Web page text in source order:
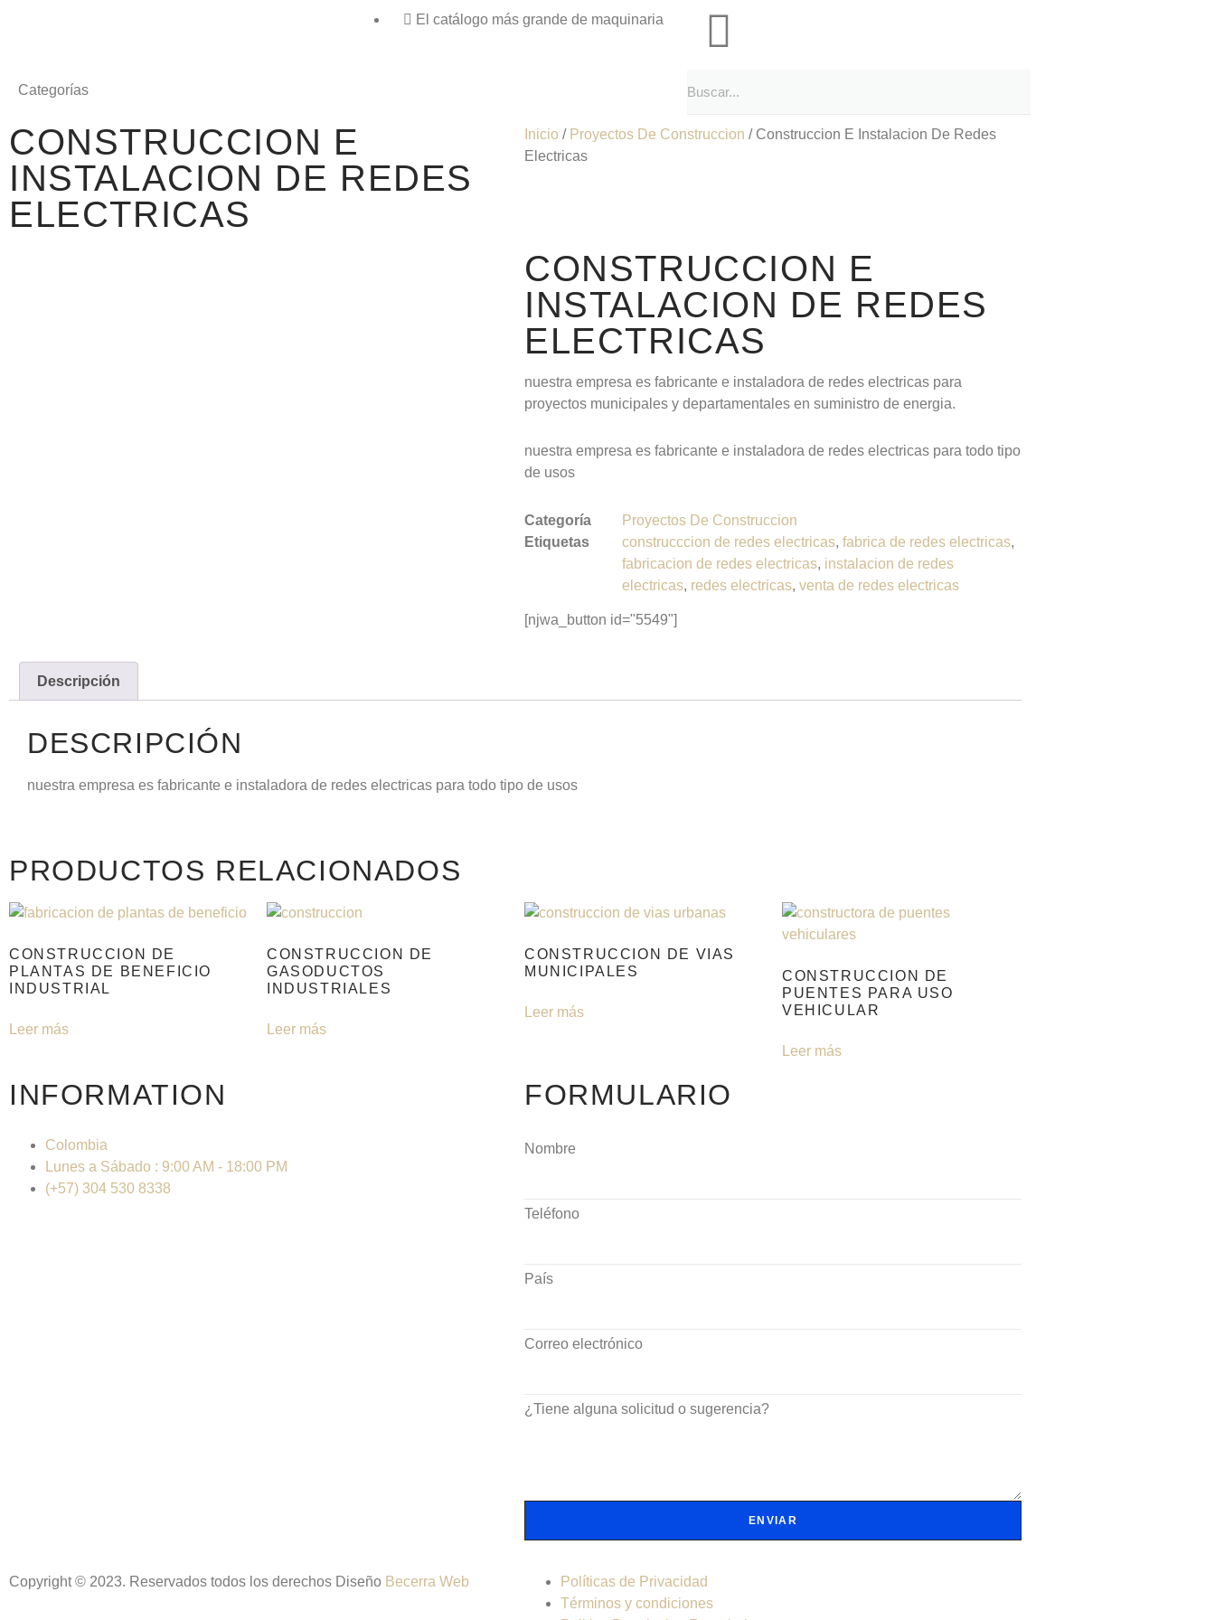
El catálogo más grande de maquinaria
Categorías
CONSTRUCCION E
INSTALACION DE REDES
ELECTRICAS
Inicio / Proyectos De Construccion / Construccion E Instalacion De Redes
Electricas
CONSTRUCCION E
INSTALACION DE REDES
ELECTRICAS
nuestra empresa es fabricante e instaladora de redes electricas para
proyectos municipales y departamentales en suministro de energia.
nuestra empresa es fabricante e instaladora de redes electricas para todo tipo
de usos
Categoría
Proyectos De Construccion
Etiquetas
construcccion de redes electricas, fabrica de redes electricas,
fabricacion de redes electricas, instalacion de redes
electricas, redes electricas, venta de redes electricas
[njwa_button id="5549"]
Descripción
DESCRIPCIÓN
nuestra empresa es fabricante e instaladora de redes electricas para todo tipo de usos
PRODUCTOS RELACIONADOS
CONSTRUCCION DE
PLANTAS DE BENEFICIO
INDUSTRIAL
Leer más
CONSTRUCCION DE
GASODUCTOS
INDUSTRIALES
Leer más
CONSTRUCCION DE VIAS
MUNICIPALES
Leer más
CONSTRUCCION DE
PUENTES PARA USO
VEHICULAR
Leer más
INFORMATION
Colombia
Lunes a Sábado : 9:00 AM - 18:00 PM
(+57) 304 530 8338
FORMULARIO
Nombre
Teléfono
País
Correo electrónico
¿Tiene alguna solicitud o sugerencia?
ENVIAR
Copyright © 2023. Reservados todos los derechos Diseño Becerra Web
Políticas de Privacidad
Términos y condiciones